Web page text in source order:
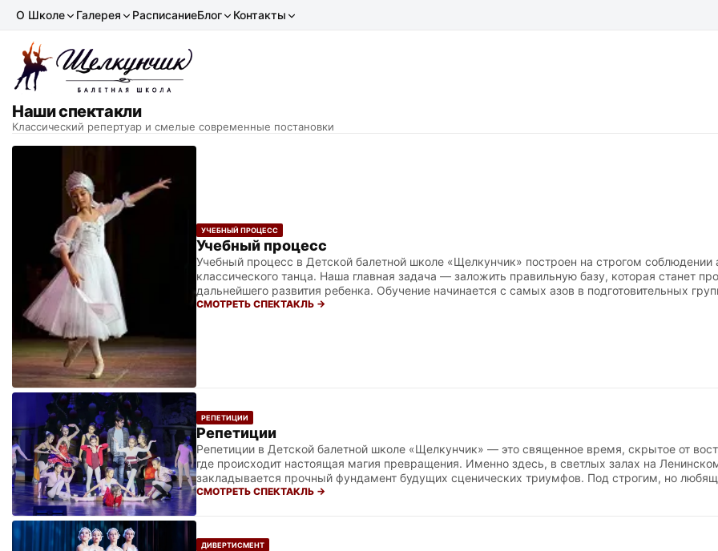
О Школе Галерея РасписаниеБлог Контакты
Наши спектакли
Классический репертуар и смелые современные постановки
УЧЕБНЫЙ ПРОЦЕСС
Учебный процесс
Учебный процесс в Детской балетной школе «Щелкунчик» построен на строгом
классического танца. Наша главная задача — заложить правильную базу, которая станет
дальнейшего развития ребенка. Обучение начинается с самых азов в подготовительных
знакомятся с ритмикой и основами хореографии, постепенно переходя к серьезной работе у
СМОТРЕТЬ СПЕКТАКЛЬ →
РЕПЕТИЦИИ
Репетиции
Репетиции в Детской балетной школе «Щелкунчик» — это священное время, скрытое от
где происходит настоящая магия превращения. Именно здесь, в светлых залах на
закладывается прочный фундамент будущих сценических триумфов. Под строгим, но
воспитанники проходят сложнейший путь от робкого шага до отточенного прыжка.
невероятную дисциплину, без которых невозможно представить профессиональное
СМОТРЕТЬ СПЕКТАКЛЬ →
ДИВЕРТИСМЕНТ